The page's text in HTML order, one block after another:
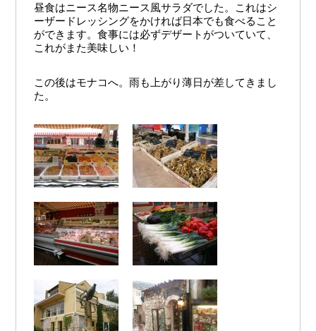
昼食はニース名物ニース風サラダでした。これはシ
ーザードレッシングをかければ日本でも食べること
ができます。食事には必ずデザートがついていて、
これがまた美味しい！
この後はモナコへ。雨も上がり薄日が差してきまし
た。